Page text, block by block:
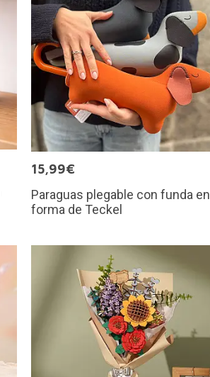
15,99€
Paraguas plegable con funda en
forma de Teckel